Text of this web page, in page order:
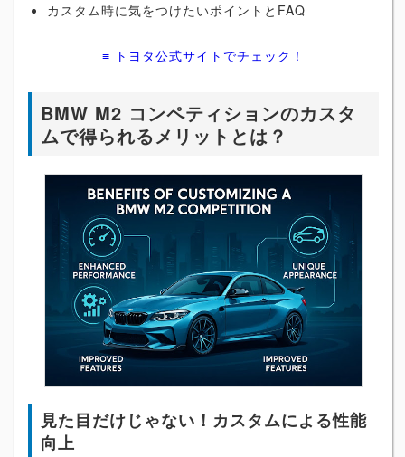
カスタム時に気をつけたいポイントとFAQ
≡ トヨタ公式サイトでチェック！
BMW M2 コンペティションのカスタ
ムで得られるメリットとは？
見た目だけじゃない！カスタムによる性能
向上